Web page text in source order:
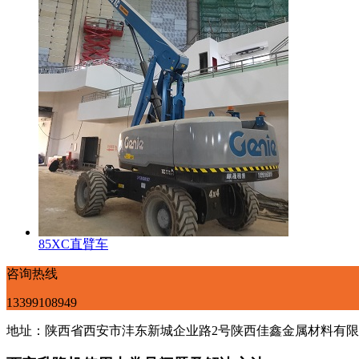
85XC直臂车
咨询热线
13399108949
地址：陕西省西安市沣东新城企业路2号陕西佳鑫金属材料有